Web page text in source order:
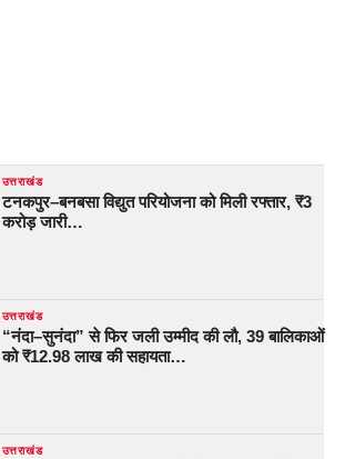
उत्तराखंड
टनकपुर–बनबसा विद्युत परियोजना को मिली रफ्तार, ₹3
करोड़ जारी…
उत्तराखंड
“नंदा–सुनंदा” से फिर जली उम्मीद की लौ, 39 बालिकाओं
को ₹12.98 लाख की सहायता…
उत्तराखंड